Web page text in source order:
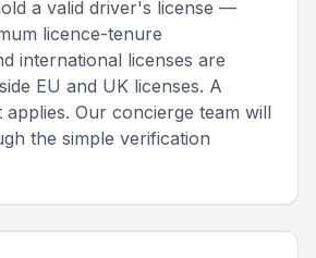
a valid driver's license —
licence-tenure
international licenses are
EU and UK licenses. A
applies. Our concierge team will
the simple verification